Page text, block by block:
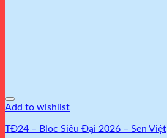
Add to wishlist
TĐ24 – Bloc Siêu Đại 2026 – Sen Việt